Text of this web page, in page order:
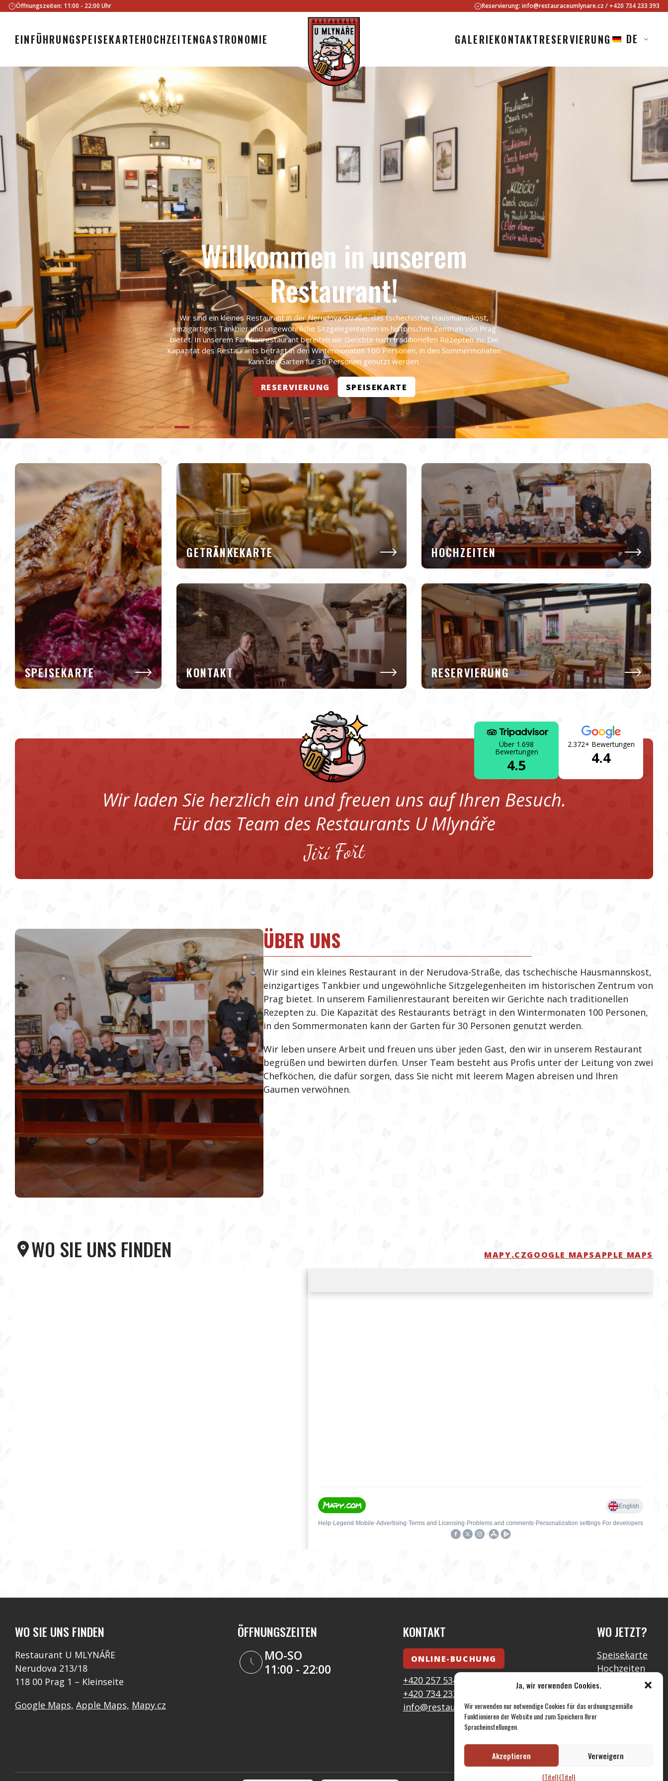
Ja, wir verwenden Cookies.
Wir verwenden nur notwendige Cookies für das ordnungsgemäße
Funktionieren der Website und zum Speichern Ihrer
Spracheinstellungen.
Akzeptieren Verweigern
{Titel}{Titel}
Öffnungszeiten: 11:00 - 22:00 Uhr Reservierung: info@restauraceumlynare.cz / +420 734 233 393
EINFÜHRUNGSPEISEKARTEHOCHZEITENGASTRONOMIE GALERIEKONTAKTRESERVIERUNG DE
Willkommen in unserem
Restaurant!
Wir sind ein kleines Restaurant in der Nerudova-Straße, das tschechische Hausmannskost,
einzigartiges Tankbier und ungewöhnliche Sitzgelegenheiten im historischen Zentrum von Prag
bietet. In unserem Familienrestaurant bereiten wir Gerichte nach traditionellen Rezepten zu. Die
Kapazität des Restaurants beträgt in den Wintermonaten 100 Personen, in den Sommermonaten
kann der Garten für 30 Personen genutzt werden.
RESERVIERUNG SPEISEKARTE
SPEISEKARTE
GETRÄNKEKARTE HOCHZEITEN
KONTAKT RESERVIERUNG
Über 1.698
Bewertungen
4.5
2.372+ Bewertungen
4.4
Wir laden Sie herzlich ein und freuen uns auf Ihren Besuch.
Für das Team des Restaurants U Mlynáře
ÜBER UNS
Wir sind ein kleines Restaurant in der Nerudova-Straße, das tschechische Hausmannskost,
einzigartiges Tankbier und ungewöhnliche Sitzgelegenheiten im historischen Zentrum von
Prag bietet. In unserem Familienrestaurant bereiten wir Gerichte nach traditionellen
Rezepten zu. Die Kapazität des Restaurants beträgt in den Wintermonaten 100 Personen,
in den Sommermonaten kann der Garten für 30 Personen genutzt werden.
Wir leben unsere Arbeit und freuen uns über jeden Gast, den wir in unserem Restaurant
begrüßen und bewirten dürfen. Unser Team besteht aus Profis unter der Leitung von zwei
Chefköchen, die dafür sorgen, dass Sie nicht mit leerem Magen abreisen und Ihren
Gaumen verwöhnen.
WO SIE UNS FINDEN MAPY.CZGOOGLE MAPSAPPLE MAPS
WO SIE UNS FINDEN
Restaurant U MLYNÁŘE
Nerudova 213/18
118 00 Prag 1 – Kleinseite
Google Maps, Apple Maps, Mapy.cz
ÖFFNUNGSZEITEN
MO-SO
11:00 - 22:00
KONTAKT
ONLINE-BUCHUNG
+420 257 534 589
+420 734 233 393
info@restauraceumlynare.cz
WO JETZT?
Speisekarte
Hochzeiten
Gastronomie
Kontakt